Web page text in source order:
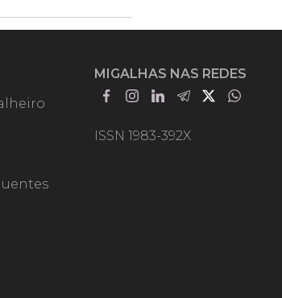
MIGALHAS NAS REDES
ISSN 1983-392X